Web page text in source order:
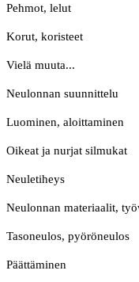
Pehmot, lelut
Korut, koristeet
Vielä muuta...
Neulonnan suunnittelu
Luominen, aloittaminen
Oikeat ja nurjat silmukat
Neuletiheys
Neulonnan materiaalit,
Tasoneulos, pyöröneulos
Päättäminen